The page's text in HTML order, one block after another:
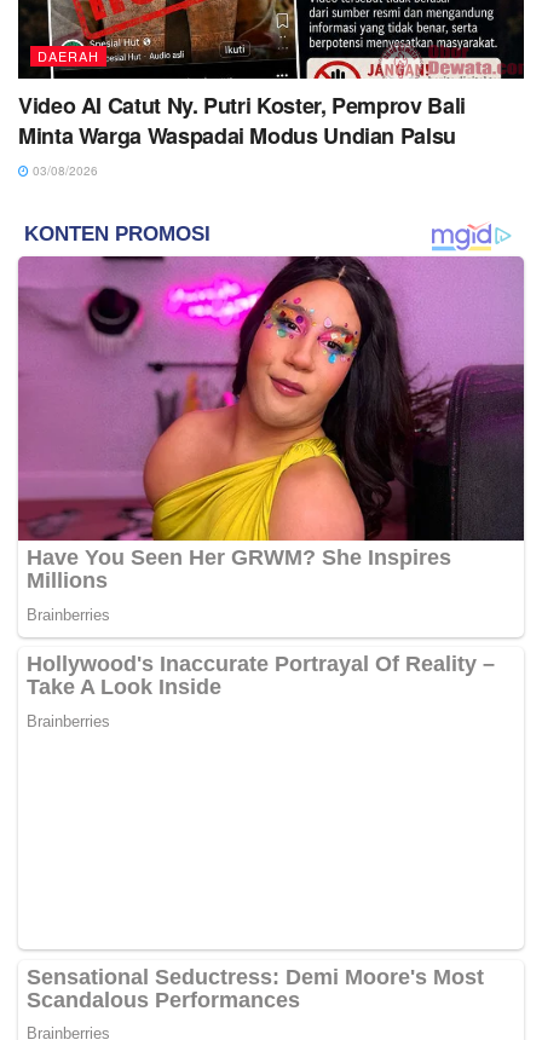
DAERAH
Video AI Catut Ny. Putri Koster, Pemprov Bali
Minta Warga Waspadai Modus Undian Palsu
03/08/2026